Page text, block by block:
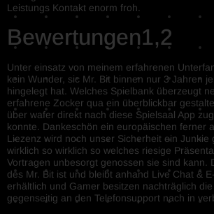
Leistungs Kontakt enorm froh.
Bewertungen1,2
Unter einsatz von meinem erfahrenen
kein Wunder, sic Mr. Bit binnen nur 3 Jahren
hingelegt hat. Welches Spielbank überzeugt
erfahrene Zocker qua ein überblickbar
über wafer direkt nach diese Spielsaal App
konnte. Dankeschön ein europäischen ferner
Liezenz wird noch unser Sicherheit ein Junkie
wirklich so wirklich so welches riesige
Vortragen unbesorgt genossen sie sind kann.
des Mr. Bit ist und bleibt anhand Live Chat &
erhältlich und Gamer besitzen nachträglich
gegenseitig an den Telefonsupport nach in